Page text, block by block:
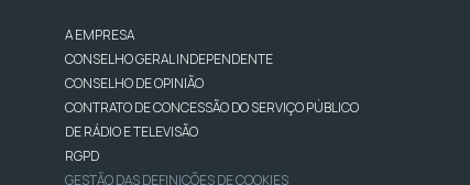
A EMPRESA
CONSELHO GERAL INDEPENDENTE
CONSELHO DE OPINIÃO
CONTRATO DE CONCESSÃO DO SERVIÇO PÚBLICO
DE RÁDIO E TELEVISÃO
RGPD
GESTÃO DAS DEFINIÇÕES DE COOKIES